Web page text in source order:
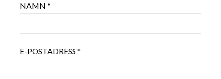
NAMN *
E-POSTADRESS *